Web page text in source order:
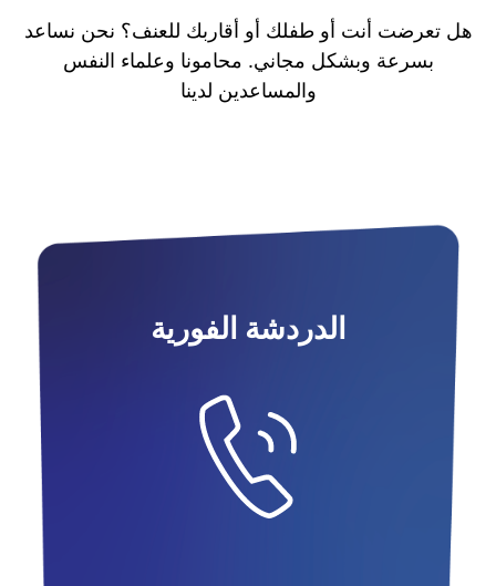
هل تعرضت أنت أو طفلك أو أقاربك للعنف؟ نحن نساعد
بسرعة وبشكل مجاني. محامونا وعلماء النفس
والمساعدين لدينا
الدردشة الفورية